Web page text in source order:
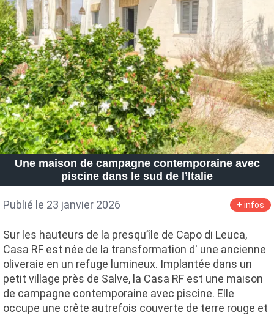
Une maison de campagne contemporaine avec
piscine dans le sud de l’Italie
Publié le 23 janvier 2026 + infos
Sur les hauteurs de la presqu’île de Capo di Leuca,
Casa RF est née de la transformation d' une ancienne
oliveraie en un refuge lumineux. Implantée dans un
petit village près de Salve, la Casa RF est une maison
de campagne contemporaine avec piscine. Elle
occupe une crête autrefois couverte de terre rouge et